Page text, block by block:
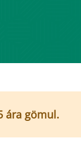
ára gömul.